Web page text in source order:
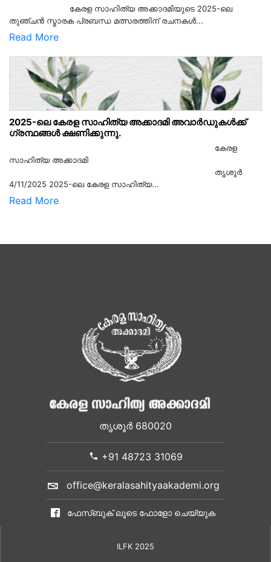
കേരള സാഹിത്യ അക്കാദമിയുടെ 2025-ലെ
തുഞ്ചൻ സ്മാരക പ്രബന്ധ മത്സരത്തിന് രചനകൾ...
Read More
2025-ലെ കേരള സാഹിത്യ അക്കാദമി അവാർഡുകൾക്ക്
ഗ്രന്ഥങ്ങൾ ക്ഷണിക്കുന്നു.
കേരള
സാഹിത്യ അക്കാദമി
തൃശൂര്‍
4/11/2025 2025-ലെ കേരള സാഹിത്യ...
Read More
തൃശൂർ 680020
+91 48723 31069
office@keralasahityaakademi.org
ഫേസ്ബുക് ലൂടെ ഫോളോ ചെയ്യുക
ILFK 2025